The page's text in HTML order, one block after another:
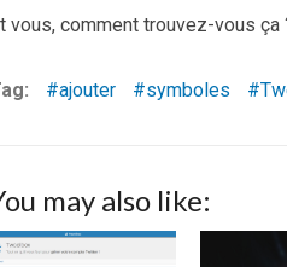
vous, comment trouvez-vous
ajouter symboles
may also like: